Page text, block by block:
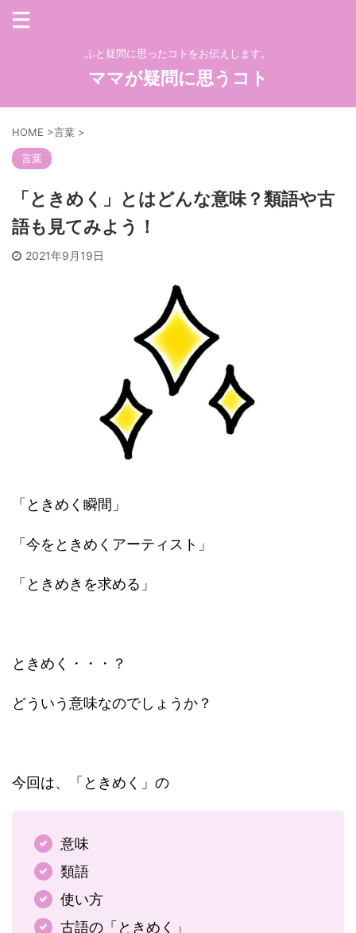
ふと疑問に思ったコトをお伝えします。
ママが疑問に思うコト
HOME >言葉 >
言葉
「ときめく」とはどんな意味？類語や古
語も見てみよう！
2021年9月19日
「ときめく瞬間」
「今をときめくアーティスト」
「ときめきを求める」
ときめく・・・？
どういう意味なのでしょうか？
今回は、「ときめく」の
意味
類語
使い方
古語の「ときめく」